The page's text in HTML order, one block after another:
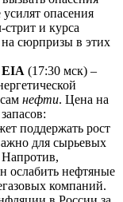
опасения
и курса
на сюрпризы в этих
(17:30 мск) –
нефти. Цена на
поддержать рост
для сырьевых
ослабить нефтяные
компаний.